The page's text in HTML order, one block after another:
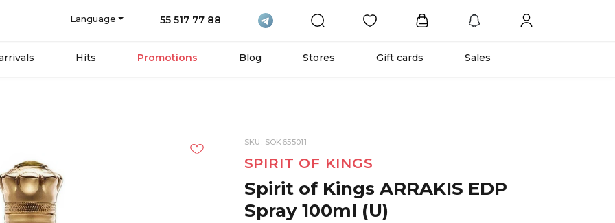
Language 55 517 77 88
Hits Promotions Blog Stores Gift cards Sales
SKU: SOK655011
SPIRIT OF KINGS
Spirit of Kings ARRAKIS EDP
Spray 100ml (U)